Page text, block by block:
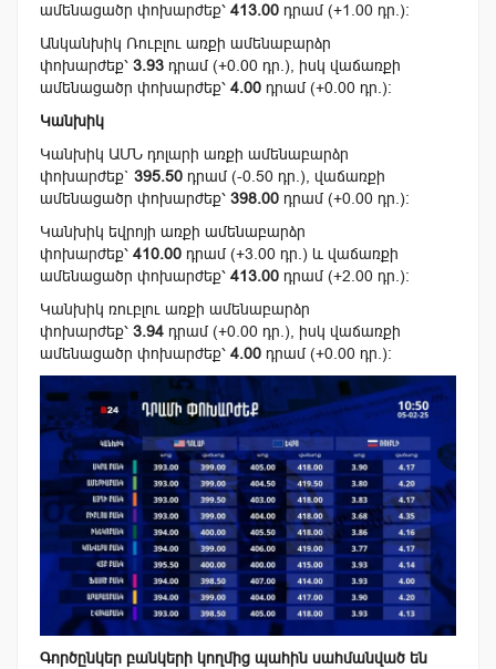
ամենացածր փոխարժեք՝ 413.00 դրամ (+1.00 դր.):
Անկանխիկ Ռուբլու առքի ամենաբարձր
փոխարժեք՝ 3.93 դրամ (+0.00 դր.), իսկ վաճառքի
ամենացածր փոխարժեք՝ 4.00 դրամ (+0.00 դր.):
Կանխիկ
Կանխիկ ԱՄՆ դոլարի առքի ամենաբարձր
փոխարժեք` 395.50 դրամ (-0.50 դր.), վաճառքի
ամենացածր փոխարժեք՝ 398.00 դրամ (+0.00 դր.):
Կանխիկ եվրոյի առքի ամենաբարձր
փոխարժեք՝ 410.00 դրամ (+3.00 դր.) և վաճառքի
ամենացածր փոխարժեք՝ 413.00 դրամ (+2.00 դր.):
Կանխիկ ռուբլու առքի ամենաբարձր
փոխարժեք՝ 3.94 դրամ (+0.00 դր.), իսկ վաճառքի
ամենացածր փոխարժեք՝ 4.00 դրամ (+0.00 դր.):
Գործընկեր բանկերի կողմից պահին սահմանված են